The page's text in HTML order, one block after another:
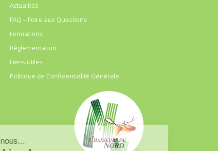
Actualités
FAQ – Foire aux Questions
Formations
Règlementation
Liens utiles
Politique de Confidentialité Générale